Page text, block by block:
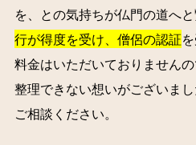
を、との気持ちが仏門の道へと
行が得度を受け、僧侶の認証
料金はいただいておりません
整理できない想いがございま
ご相談ください。